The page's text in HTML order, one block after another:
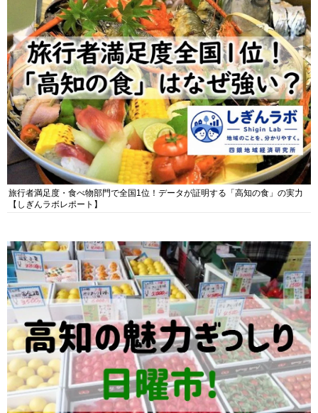
旅行者満足度・食べ物部門で全国1位！データが証明する「高知の食」の実力
【しぎんラボレポート】